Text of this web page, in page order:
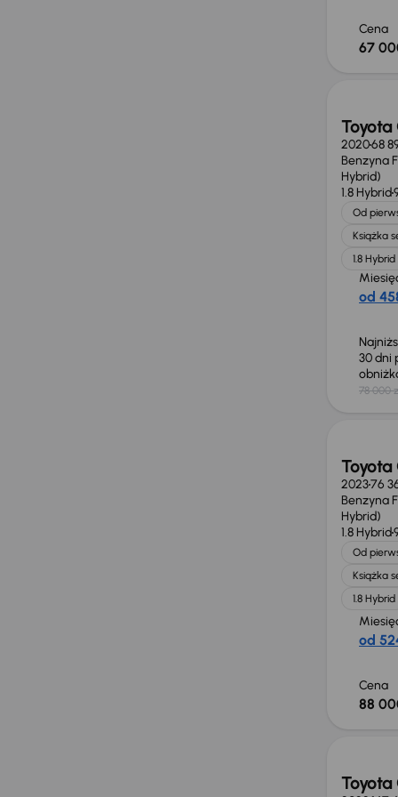
Cena
67
Taniej
Toyota
202068
Benzyna
Hybrid)
1.8 Hybrid
Od
Książka
1.8 Hybrid
od
30 dni
78 000
Toyota
202376
Benzyna
Hybrid)
1.8 Hybrid
Od
Książka
1.8 Hybrid
od
Cena
88
Toyota